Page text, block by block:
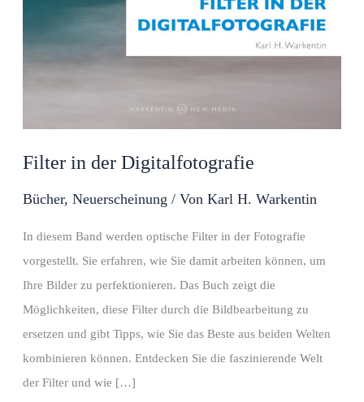
Filter in der Digitalfotografie
Bücher,Neuerscheinung / VonKarl H. Warkentin
In diesem Band werden optische Filter in der Fotografie
vorgestellt. Sie erfahren, wie Sie damit arbeiten können, um
Ihre Bilder zu perfektionieren. Das Buch zeigt die
Möglichkeiten, diese Filter durch die Bildbearbeitung zu
ersetzen und gibt Tipps, wie Sie das Beste aus beiden Welten
kombinieren können. Entdecken Sie die faszinierende Welt
der Filter und wie […]